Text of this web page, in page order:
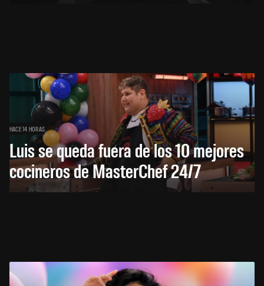
HACE 14 HORAS
Luis se queda fuera de los 10 mejores
cocineros de MasterChef 24/7